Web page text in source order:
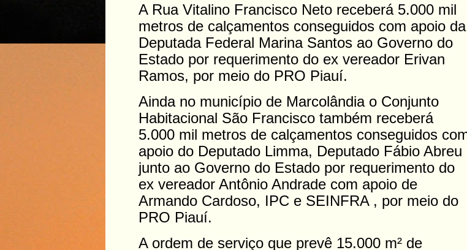
A Rua Vitalino Francisco Neto receberá 5.000 mil
metros de calçamentos conseguidos com apoio da
Deputada Federal Marina Santos ao Governo do
Estado por requerimento do ex vereador Erivan
Ramos, por meio do PRO Piauí.
Ainda no município de Marcolândia o Conjunto
Habitacional São Francisco também receberá
5.000 mil metros de calçamentos conseguidos
apoio do Deputado Limma, Deputado Fábio Abreu
junto ao Governo do Estado por requerimento do
ex vereador Antônio Andrade com apoio de
Armando Cardoso, IPC e SEINFRA , por meio do
PRO Piauí.
A ordem de serviço que prevê 15.000 m² de